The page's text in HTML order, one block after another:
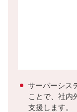
サーバーシス
ことで、社内
支援します。